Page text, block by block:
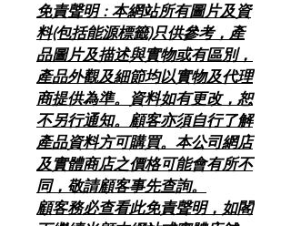
免責聲明 : 本網站所有圖片及資
料(包括能源標籤)只供參考，產
品圖片及描述與實物或有區別，
產品外觀及細節均以實物及代理
商提供為準。資料如有更改，恕
不另行通知。顧客亦須自行了解
產品資料方可購買。本公司網店
及實體商店之價格可能會有所不
同，敬請顧客事先查詢。
顧客務必查看此免責聲明，如閣